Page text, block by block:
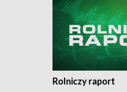
Rolniczy raport